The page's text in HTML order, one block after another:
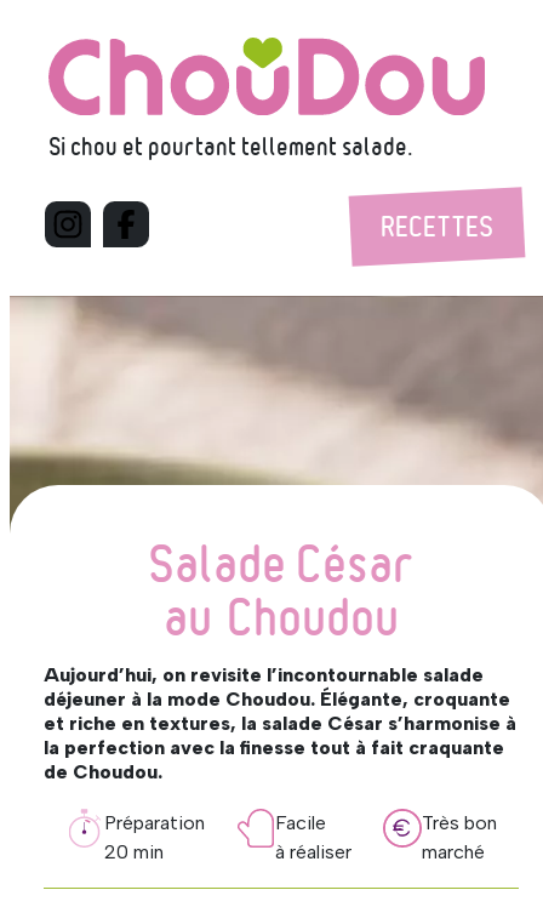
contenu
RECETTES
Si chou et pourtant tellement salade.
Salade César
au Choudou
Aujourd’hui, on revisite l’incontournable salade
déjeuner à la mode Choudou. Élégante, croquante
et riche en textures, la salade César s’harmonise à
la perfection avec la finesse tout à fait craquante
de Choudou.
Préparation
20 min
Facile
à réaliser
Très bon
marché